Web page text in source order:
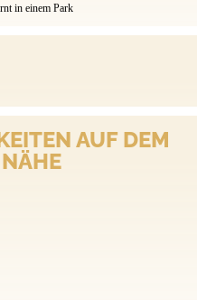
in einem Park
AUF DEM